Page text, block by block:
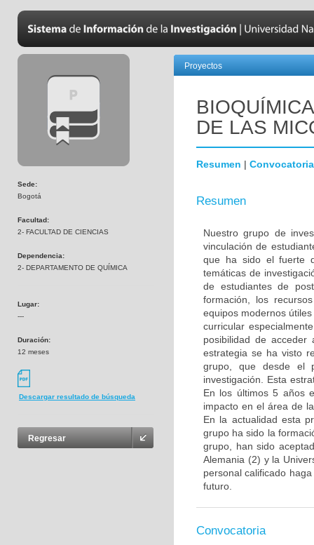
Sede:
Bogotá
Facultad:
2- FACULTAD DE CIENCIAS
Dependencia:
2- DEPARTAMENTO DE QUÍMICA
Lugar:
---
Duración:
12 meses
Descargar resultado de búsqueda
Regresar
Proyectos
DE LAS
Resumen | Convocatoria
Resumen
Nuestro grupo de
vinculación de
que ha sido el fuerte
temáticas de
de estudiantes de
formación, los
equipos modernos
curricular
posibilidad de
estrategia se ha visto
grupo, que desde el
investigación. Esta
En los últimos 5 años
impacto en el área de
En la actualidad esta
grupo ha sido la
grupo, han sido
Alemania (2) y la
personal calificado
futuro.
Convocatoria